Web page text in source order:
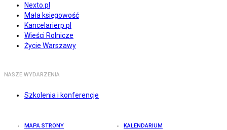
Nexto.pl
Mała księgowość
Kancelarierp.pl
Wieści Rolnicze
Życie Warszawy
NASZE WYDARZENIA
Szkolenia i konferencje
MAPA STRONY KALENDARIUM